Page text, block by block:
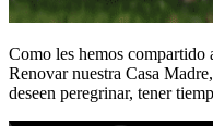
Como les hemos compartido
Renovar nuestra Casa
deseen peregrinar, tener